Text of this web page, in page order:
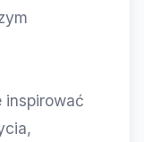
inspirować